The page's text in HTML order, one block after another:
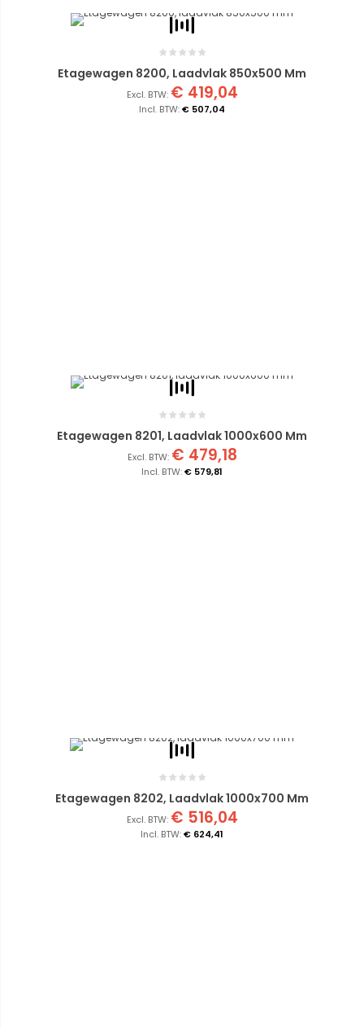
Etagewagen 8200, Laadvlak 850x500 Mm
€ 507,04
€ 419,04
Etagewagen 8201, Laadvlak 1000x600 Mm
€ 579,81
€ 479,18
Etagewagen 8202, Laadvlak 1000x700 Mm
€ 624,41
€ 516,04